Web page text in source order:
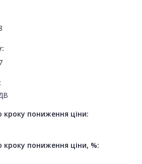
кроку пониження ціни:
кроку пониження ціни, %: